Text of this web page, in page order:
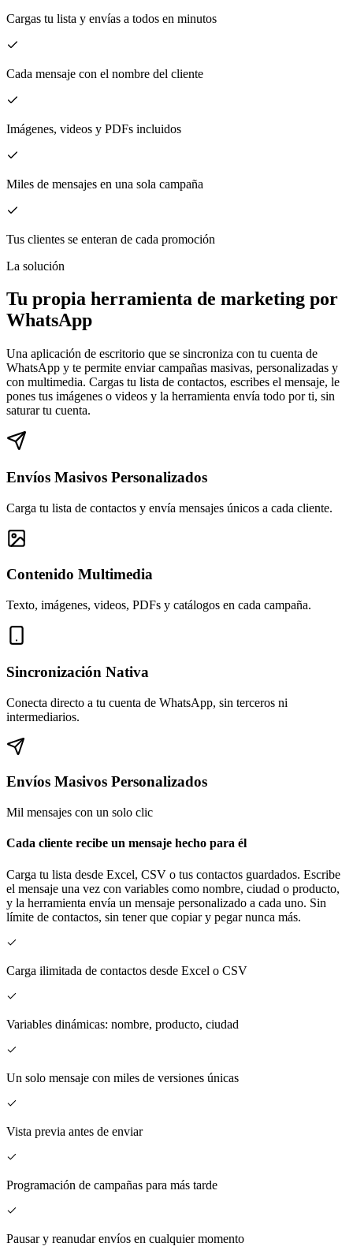
Cargas tu lista y envías a todos en minutos
Cada mensaje con el nombre del cliente
Imágenes, videos y PDFs incluidos
Miles de mensajes en una sola campaña
Tus clientes se enteran de cada promoción
La solución
Tu propia herramienta de marketing por
WhatsApp
Una aplicación de escritorio que se sincroniza con tu cuenta de
WhatsApp y te permite enviar campañas masivas, personalizadas y
con multimedia. Cargas tu lista de contactos, escribes el mensaje, le
pones tus imágenes o videos y la herramienta envía todo por ti, sin
saturar tu cuenta.
Envíos Masivos Personalizados
Carga tu lista de contactos y envía mensajes únicos a cada cliente.
Contenido Multimedia
Texto, imágenes, videos, PDFs y catálogos en cada campaña.
Sincronización Nativa
Conecta directo a tu cuenta de WhatsApp, sin terceros ni
intermediarios.
Envíos Masivos Personalizados
Mil mensajes con un solo clic
Cada cliente recibe un mensaje hecho para él
Carga tu lista desde Excel, CSV o tus contactos guardados. Escribe
el mensaje una vez con variables como nombre, ciudad o producto,
y la herramienta envía un mensaje personalizado a cada uno. Sin
límite de contactos, sin tener que copiar y pegar nunca más.
Carga ilimitada de contactos desde Excel o CSV
Variables dinámicas: nombre, producto, ciudad
Un solo mensaje con miles de versiones únicas
Vista previa antes de enviar
Programación de campañas para más tarde
Pausar y reanudar envíos en cualquier momento